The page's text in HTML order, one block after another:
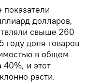
долларов,
свыше 260
году доля товаров
в общем
40%, и этот
расти.